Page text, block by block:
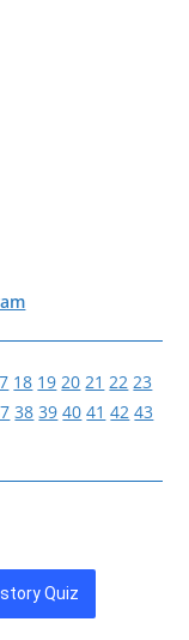
18 19 20 21 22 23
38 39 40 41 42 43
Quiz